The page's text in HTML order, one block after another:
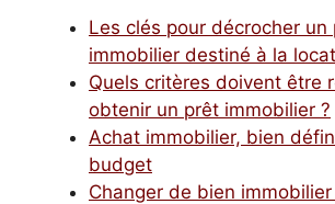
Les clés pour décrocher un
immobilier destiné à la
Quels critères doivent être
obtenir un prêt immobilier ?
Achat immobilier, bien
budget
Changer de bien